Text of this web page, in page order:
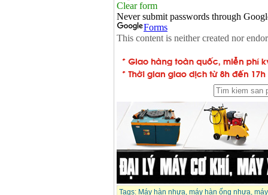
Tags: Máy hàn nhựa, máy hàn ống nhựa,